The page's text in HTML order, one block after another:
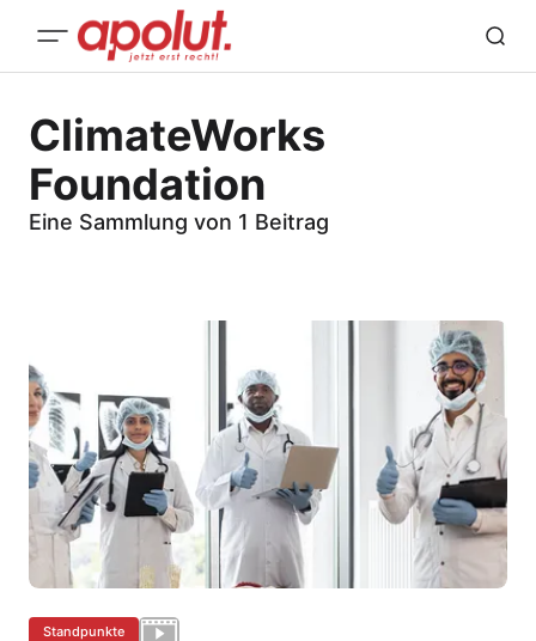
ClimateWorks
Foundation
Eine Sammlung von 1 Beitrag
Standpunkte